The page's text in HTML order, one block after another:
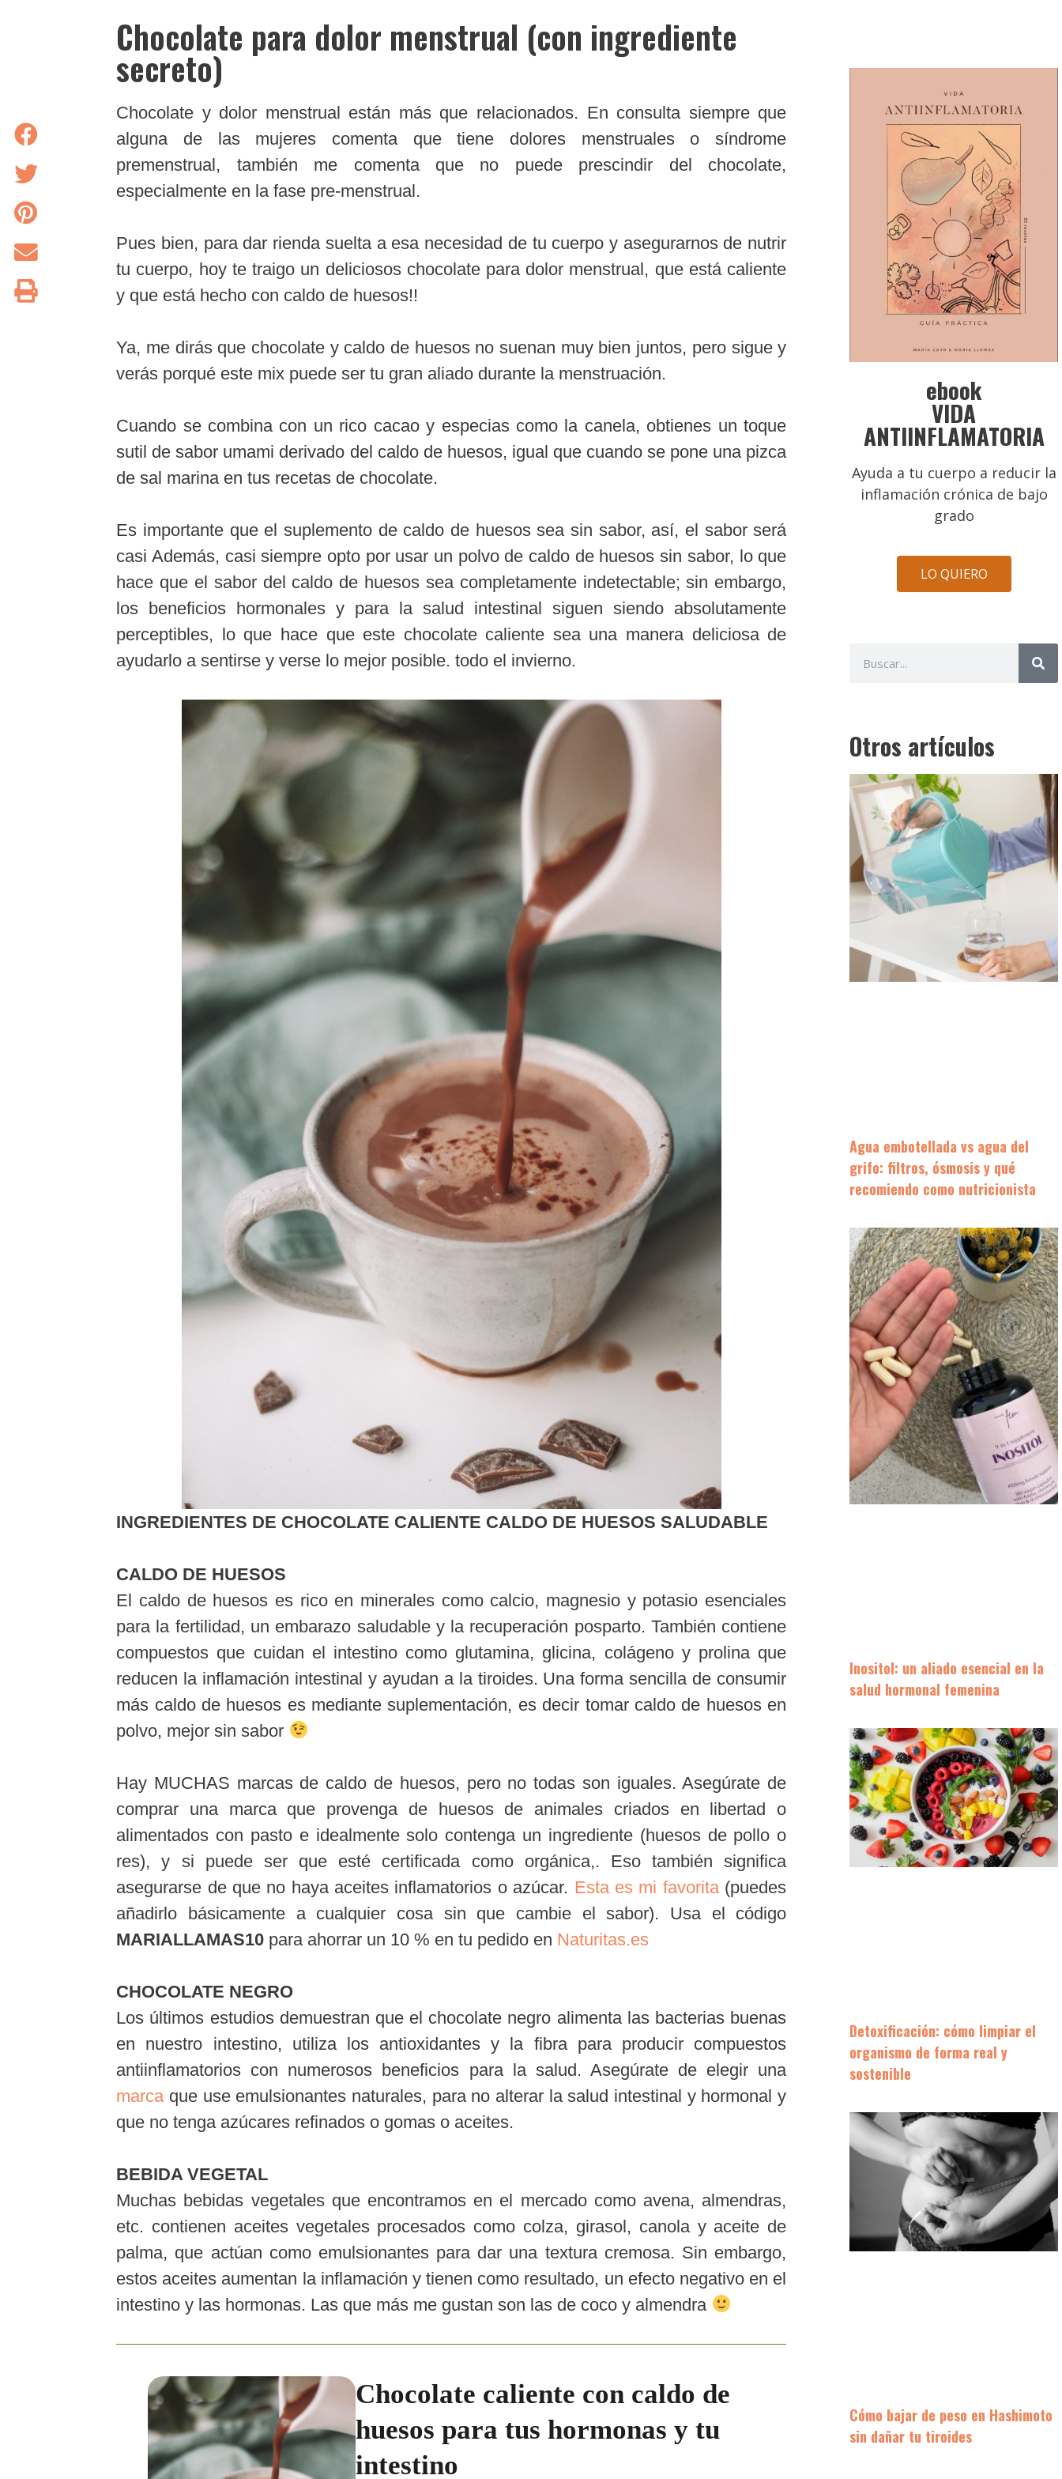
Chocolate para dolor menstrual (con ingrediente
secreto)
Chocolate y dolor menstrual están más que relacionados. En consulta siempre que
alguna de las mujeres comenta que tiene dolores menstruales o síndrome
premenstrual, también me comenta que no puede prescindir del chocolate,
especialmente en la fase pre-menstrual.
Pues bien, para dar rienda suelta a esa necesidad de tu cuerpo y asegurarnos de nutrir
tu cuerpo, hoy te traigo un deliciosos chocolate para dolor menstrual, que está caliente
y que está hecho con caldo de huesos!!
Ya, me dirás que chocolate y caldo de huesos no suenan muy bien juntos, pero sigue y
verás porqué este mix puede ser tu gran aliado durante la menstruación.
Cuando se combina con un rico cacao y especias como la canela, obtienes un toque
sutil de sabor umami derivado del caldo de huesos, igual que cuando se pone una pizca
de sal marina en tus recetas de chocolate.
Es importante que el suplemento de caldo de huesos sea sin sabor, así, el sabor será
casi Además, casi siempre opto por usar un polvo de caldo de huesos sin sabor, lo que
hace que el sabor del caldo de huesos sea completamente indetectable; sin embargo,
los beneficios hormonales y para la salud intestinal siguen siendo absolutamente
perceptibles, lo que hace que este chocolate caliente sea una manera deliciosa de
ayudarlo a sentirse y verse lo mejor posible. todo el invierno.
INGREDIENTES DE CHOCOLATE CALIENTE CALDO DE HUESOS SALUDABLE
CALDO DE HUESOS
El caldo de huesos es rico en minerales como calcio, magnesio y potasio esenciales
para la fertilidad, un embarazo saludable y la recuperación posparto. También contiene
compuestos que cuidan el intestino como glutamina, glicina, colágeno y prolina que
reducen la inflamación intestinal y ayudan a la tiroides. Una forma sencilla de consumir
más caldo de huesos es mediante suplementación, es decir tomar caldo de huesos en
polvo, mejor sin sabor
Hay MUCHAS marcas de caldo de huesos, pero no todas son iguales. Asegúrate de
comprar una marca que provenga de huesos de animales criados en libertad o
alimentados con pasto e idealmente solo contenga un ingrediente (huesos de pollo o
res), y si puede ser que esté certificada como orgánica,. Eso también significa
asegurarse de que no haya aceites inflamatorios o azúcar. Esta es mi favorita(puedes
añadirlo básicamente a cualquier cosa sin que cambie el sabor). Usa el código
MARIALLAMAS10 para ahorrar un 10 % en tu pedido en Naturitas.es
CHOCOLATE NEGRO
Los últimos estudios demuestran que el chocolate negro alimenta las bacterias buenas
en nuestro intestino, utiliza los antioxidantes y la fibra para producir compuestos
antiinflamatorios con numerosos beneficios para la salud. Asegúrate de elegir una
marcaque use emulsionantes naturales, para no alterar la salud intestinal y hormonal y
que no tenga azúcares refinados o gomas o aceites.
BEBIDA VEGETAL
Muchas bebidas vegetales que encontramos en el mercado como avena, almendras,
etc. contienen aceites vegetales procesados como colza, girasol, canola y aceite de
palma, que actúan como emulsionantes para dar una textura cremosa. Sin embargo,
estos aceites aumentan la inflamación y tienen como resultado, un efecto negativo en el
intestino y las hormonas. Las que más me gustan son las de coco y almendra
Chocolate caliente con caldo de
huesos para tus hormonas y tu
intestino
ebook
VIDA
ANTIINFLAMATORIA
Ayuda a tu cuerpo a reducir la
inflamación crónica de bajo
grado
LO QUIERO
Otros artículos
Agua embotellada vs agua del
grifo: filtros, ósmosis y qué
recomiendo como nutricionista
Inositol: un aliado esencial en la
salud hormonal femenina
Detoxificación: cómo limpiar el
organismo de forma real y
sostenible
Cómo bajar de peso en Hashimoto
sin dañar tu tiroides